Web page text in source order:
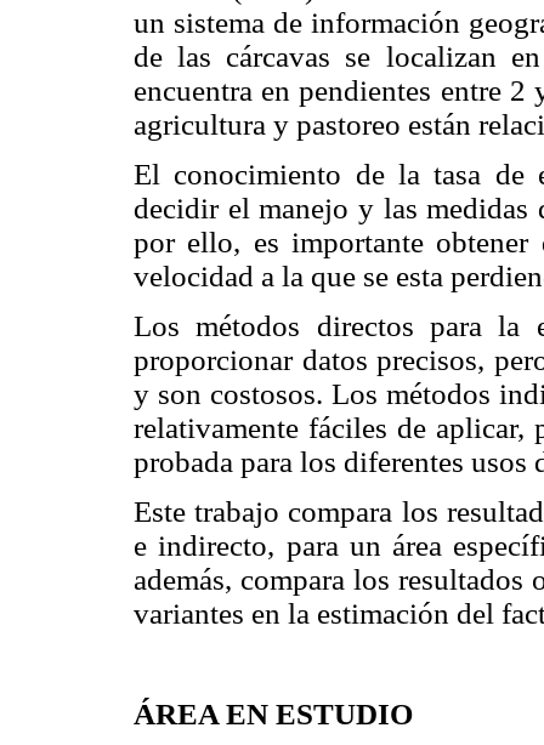
un sistema de información
de las cárcavas se localizan
encuentra en pendientes entre
agricultura y pastoreo están
El conocimiento de la tasa de
decidir el manejo y las medidas
por ello, es importante
velocidad a la que se esta
Los métodos directos para la
proporcionar datos precisos,
y son costosos. Los métodos
relativamente fáciles de aplicar,
probada para los diferentes usos
Este trabajo compara los
e indirecto, para un área
además, compara los
variantes en la estimación del
ÁREA EN ESTUDIO